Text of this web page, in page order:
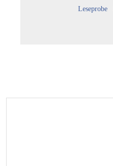
Leseprobe